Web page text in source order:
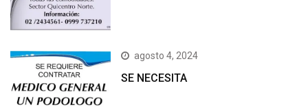
agosto 4, 2024
SE NECESITA